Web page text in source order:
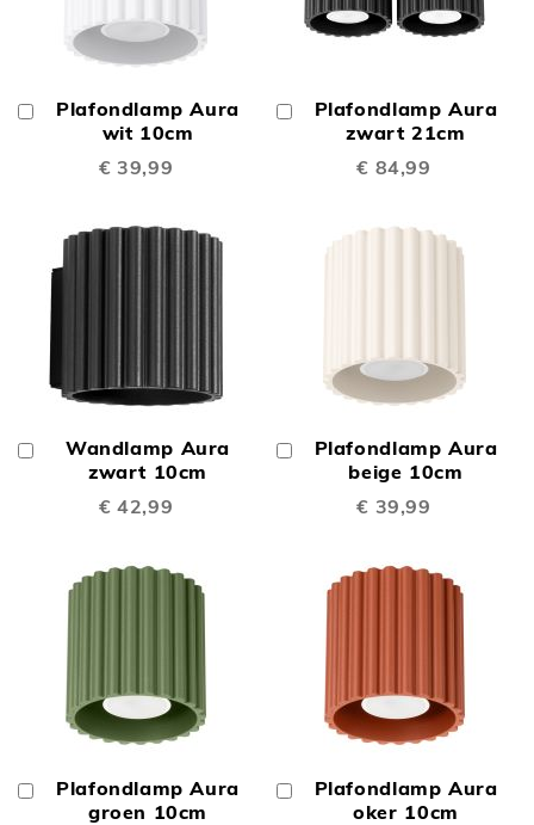
Plafondlamp Aura
wit 10cm
€ 39,99
Winkelwagen
Plafondlamp Aura
zwart 21cm
€ 84,99
Winkelwagen
Wandlamp Aura
zwart 10cm
€ 42,99
Winkelwagen
Plafondlamp Aura
beige 10cm
€ 39,99
Winkelwagen
Plafondlamp Aura
groen 10cm
Winkelwagen
Plafondlamp Aura
oker 10cm
Winkelwagen